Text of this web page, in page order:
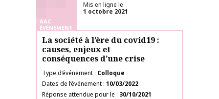
AAC
ÉVÉNEMENT
Mis en ligne le
1 octobre 2021
La société à l’ère du covid19 :
causes, enjeux et
conséquences d’une crise
Type d’événement Colloque
Dates de l’événement 10/03/2022
Réponse attendue pour le
30/10/2021